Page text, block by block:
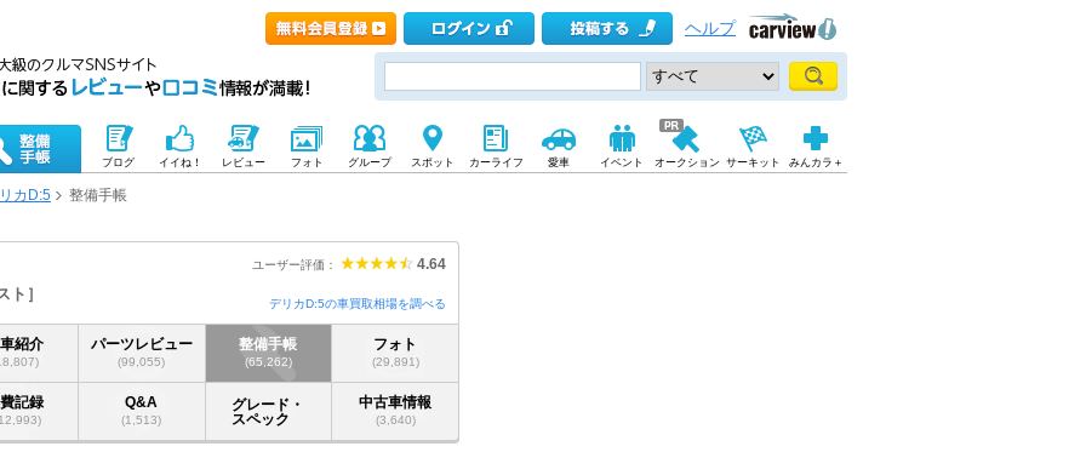
ヘルプ
ブログ イイね！ レビュー フォト グループ スポット カーライフ 愛車 イベント オークション サーキット みんカラ＋
カD:5 整備手帳
ユーザー評価： 4.64
ト
デリカD:5の車買取相場を調べる
紹介 パーツレビュー
(99,055)
整備手帳
(65,262)
フォト
(29,891)
記録 Q&A
(1,513)
グレード・
スペック
中古車情報
(3,640)